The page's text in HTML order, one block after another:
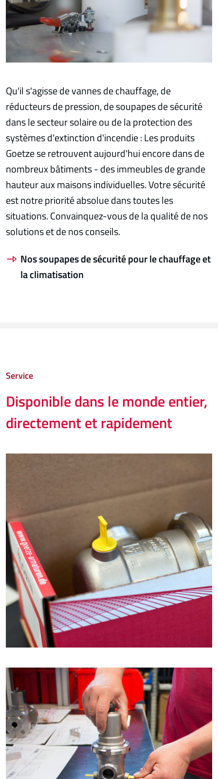
Qu'il s'agisse de vannes de chauffage, de
réducteurs de pression, de soupapes de sécurité
dans le secteur solaire ou de la protection des
systèmes d'extinction d'incendie : Les produits
Goetze se retrouvent aujourd'hui encore dans de
nombreux bâtiments - des immeubles de grande
hauteur aux maisons individuelles. Votre sécurité
est notre priorité absolue dans toutes les
situations. Convainquez-vous de la qualité de nos
solutions et de nos conseils.
Nos soupapes de sécurité pour le chauffage et
la climatisation
Service
Disponible dans le monde entier,
directement et rapidement